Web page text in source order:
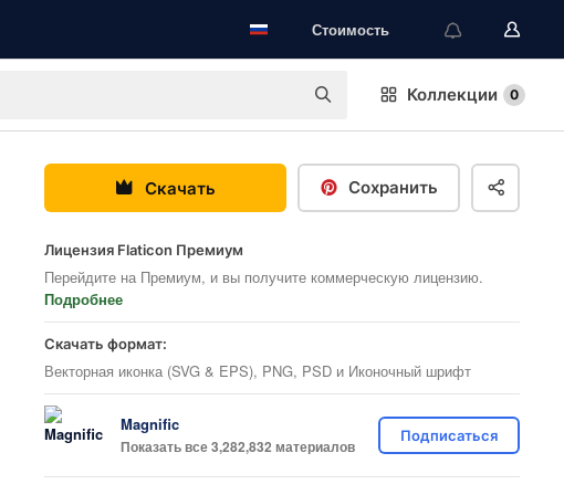
Стоимость
Коллекции 0
Скачать Сохранить
Лицензия Flaticon Премиум
Перейдите на Премиум, и вы получите коммерческую лицензию.
Подробнее
Скачать формат:
Векторная иконка (SVG & EPS), PNG, PSD и Иконочный шрифт
Magnific
Показать все 3,282,832 материалов
Подписаться